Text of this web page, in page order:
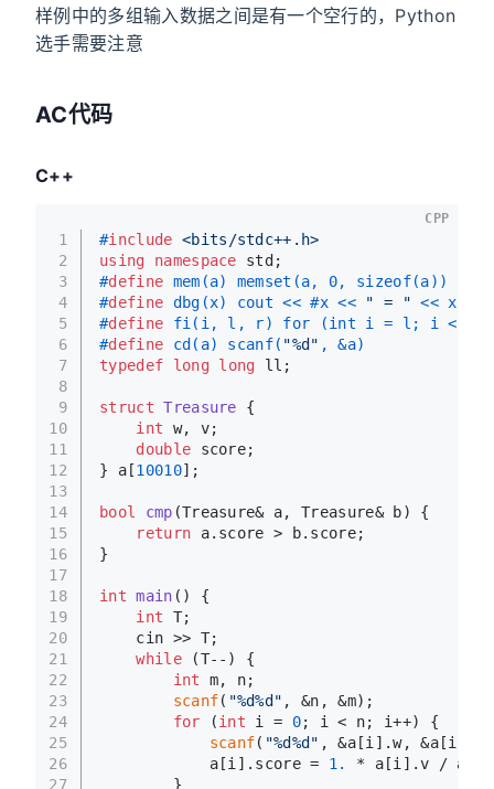
样例中的多组输入数据之间是有一个空行的，Python
选手需要注意
AC代码
C++
1
2
3
4
5
6
7
8
9
10
11
12
13
14
15
16
17
18
19
20
21
22
23
24
25
26
27
#include <bits/stdc++.h>
using
namespace std;
#define mem(a) memset(a, 0, sizeof(a))
#define dbg(x) cout << #x << " = " << x <<
#define fi(i, l, r) for (int i = l; i < r;
#define cd(a) scanf( "%d" , &a)
typedef
long long ll;
struct Treasure {
int w, v;
double score;
} a[10010];
bool cmp (Treasure& a, Treasure& b)
{
return a.score > b.score;
}
int main ()
{
int T;
    cin >> T;
while (T--) {
int m, n;
scanf( "%d%d" , &n, &m);
for (int i = 0; i < n; i++) {
scanf( "%d%d" , &a[i].w,
            a[i].score =
1.
* a[i].v /
        }
CPP